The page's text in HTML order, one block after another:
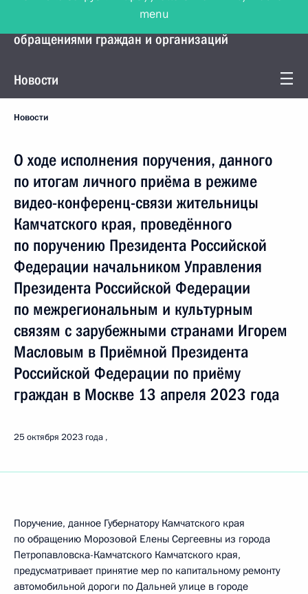
Управление Президента по работе с
обращениями граждан и организаций
Новости
Новости
О ходе исполнения поручения, данного
по итогам личного приёма в режиме
видео-конференц-связи жительницы
Камчатского края, проведённого
по поручению Президента Российской
Федерации начальником Управления
Президента Российской Федерации
по межрегиональным и культурным
связям с зарубежными странами Игорем
Масловым в Приёмной Президента
Российской Федерации по приёму
граждан в Москве 13 апреля 2023 года
25 октября 2023 года
Поручение, данное Губернатору Камчатского края
по обращению Морозовой Елены Сергеевны из города
Петропавловска-Камчатского Камчатского края,
предусматривает принятие мер по капитальному ремонту
автомобильной дороги по Дальней улице в городе
menu